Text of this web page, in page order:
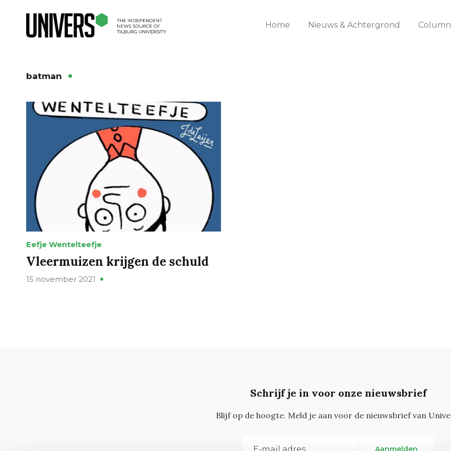
Home Nieuws & Achtergrond
batman
Eefje Wentelteefje
Vleermuizen krijgen de schuld
15 november 2021
Schrijf je in voor onze nieuwsbrief
Blijf op de hoogte. Meld je aan voor de nieuwsbrief van
Aanmelden